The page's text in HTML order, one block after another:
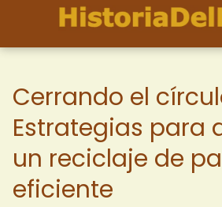
Cerrando el
Estrategias para
un reciclaje de
eficiente